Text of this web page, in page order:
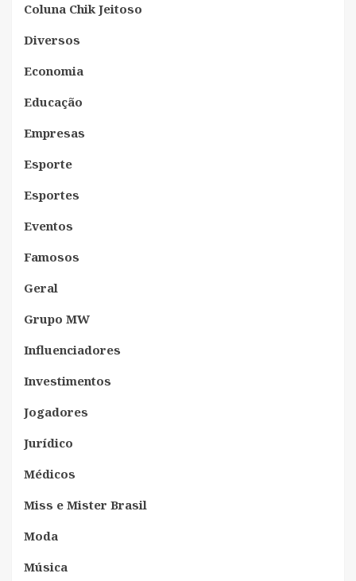
Coluna Chik Jeitoso
Diversos
Economia
Educação
Empresas
Esporte
Esportes
Eventos
Famosos
Geral
Grupo MW
Influenciadores
Investimentos
Jogadores
Jurídico
Médicos
Miss e Mister Brasil
Moda
Música